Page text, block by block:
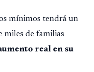
mínimos tendrá un
miles de familias
real en su